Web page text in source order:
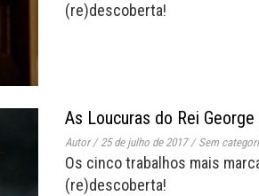
(re)descoberta!
As Loucuras do Rei
Autor/ 25 de julho de 2017 / Sem
Os cinco trabalhos mais
(re)descoberta!